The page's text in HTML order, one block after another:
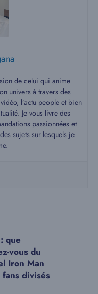
de celui qui anime
univers à travers des
l’actu people et bien
Je vous livre des
passionnées et
sujets sur lesquels je
que
vous du
Iron Man
fans divisés